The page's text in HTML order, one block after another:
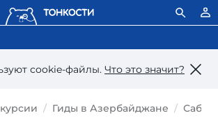
сookie-файлы. Что это значит?
Гиды в Азербайджане